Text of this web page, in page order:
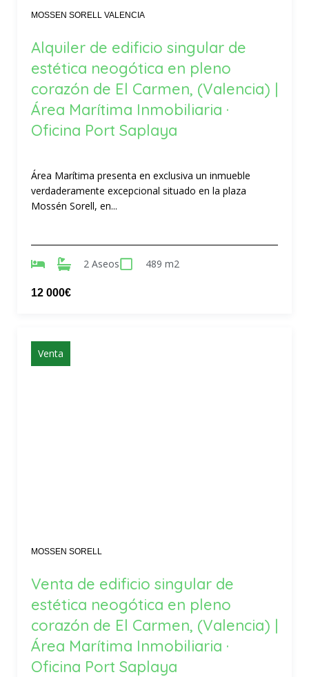
MOSSEN SORELL VALENCIA
Alquiler de edificio singular de
estética neogótica en pleno
corazón de El Carmen, (Valencia) |
Área Marítima Inmobiliaria ·
Oficina Port Saplaya
Área Marítima presenta en exclusiva un inmueble
verdaderamente excepcional situado en la plaza
Mossén Sorell, en...
2 Aseos 489 m2
12 000€
Venta
MOSSEN SORELL
Venta de edificio singular de
estética neogótica en pleno
corazón de El Carmen, (Valencia) |
Área Marítima Inmobiliaria ·
Oficina Port Saplaya